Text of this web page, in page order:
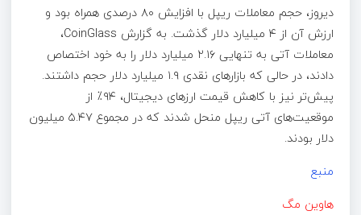
دیروز، حجم معاملات ریپل با افزایش ۸۰ درصدی همراه بود و
ارزش آن از ۴ میلیارد دلار گذشت. به گزارش CoinGlass،
معاملات آتی به تنهایی ۲.۱۶ میلیارد دلار را به خود اختصاص
دادند، در حالی که بازارهای نقدی ۱.۹ میلیارد دلار حجم داشتند.
پیش‌تر نیز با کاهش قیمت ارزهای دیجیتال، ۹۴٪ از
موقعیت‌های آتی ریپل منحل شدند که در مجموع ۵.۴۷ میلیون
دلار بودند.
منبع
هاوین مگ